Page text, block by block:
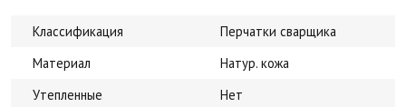
Классификация
Перчатки сварщика
Материал
Натур. кожа
Утепленные
Нет